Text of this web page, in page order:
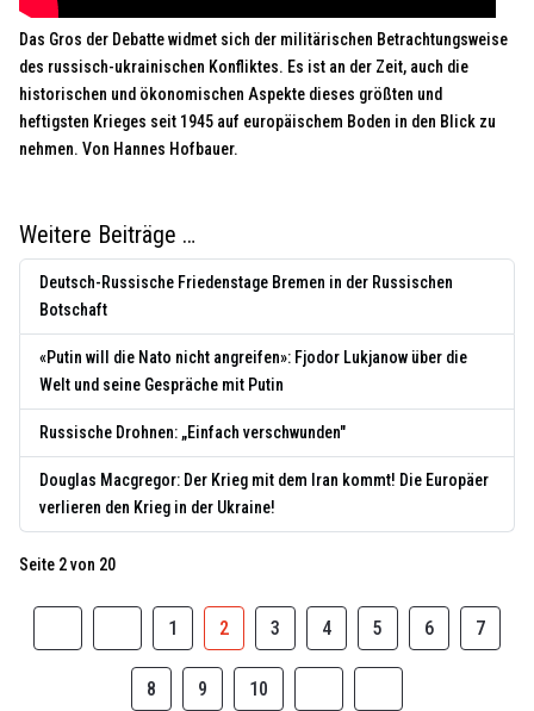
Das Gros der Debatte widmet sich der militärischen Betrachtungsweise
des russisch-ukrainischen Konfliktes. Es ist an der Zeit, auch die
historischen und ökonomischen Aspekte dieses größten und
heftigsten Krieges seit 1945 auf europäischem Boden in den Blick zu
nehmen. Von Hannes Hofbauer.
Weitere Beiträge …
Deutsch-Russische Friedenstage Bremen in der Russischen
Botschaft
«Putin will die Nato nicht angreifen»: Fjodor Lukjanow über die
Welt und seine Gespräche mit Putin
Russische Drohnen: „Einfach verschwunden"
Douglas Macgregor: Der Krieg mit dem Iran kommt! Die Europäer
verlieren den Krieg in der Ukraine!
Seite 2 von 20
1 2 3 4 5 6 7
8 9 10